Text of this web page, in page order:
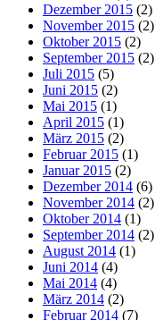
Dezember 2015 (2)
November 2015 (2)
Oktober 2015 (2)
September 2015 (2)
Juli 2015 (5)
Juni 2015 (2)
Mai 2015 (1)
April 2015 (1)
März 2015 (2)
Februar 2015 (1)
Januar 2015 (2)
Dezember 2014 (6)
November 2014 (2)
Oktober 2014 (1)
September 2014 (2)
August 2014 (1)
Juni 2014 (4)
Mai 2014 (4)
März 2014 (2)
Februar 2014 (7)